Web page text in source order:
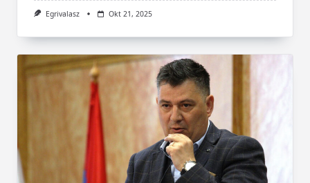
Egrivalasz Okt 21, 2025